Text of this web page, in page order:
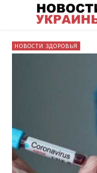
НОВОСТИ ЗДОРОВЬЯ